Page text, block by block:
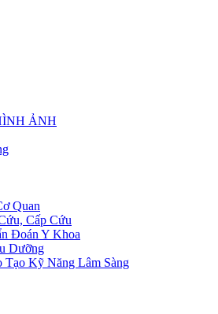
ẢNH
Quan
Cấp Cứu
Đoán Y Khoa
Dưỡng
Kỹ Năng Lâm Sàng